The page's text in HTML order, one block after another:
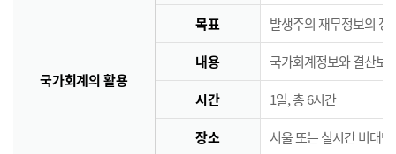
국가회계의 활용
목표 발생주의 재무정보의 정
내용 국가회계정보와 결산보
시간 1일, 총 6시간
장소 서울 또는 실시간 비대